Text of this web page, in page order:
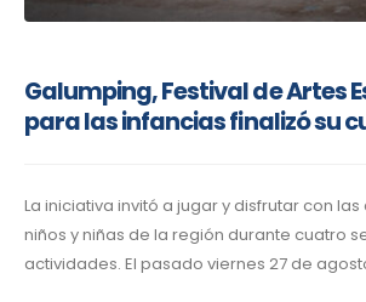
Galumping, Festival de Artes
para las infancias finalizó su
La iniciativa invitó a jugar y disfrutar con
niños y niñas de la región durante cuatro
actividades. El pasado viernes 27 de